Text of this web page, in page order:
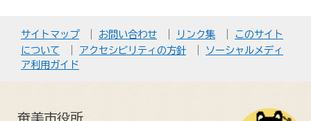
サイトマップ お問い合わせ リンク集
このサイト
について
アクセシビリティの方針
ソーシャルメディ
ア利用ガイド
奄美市役所